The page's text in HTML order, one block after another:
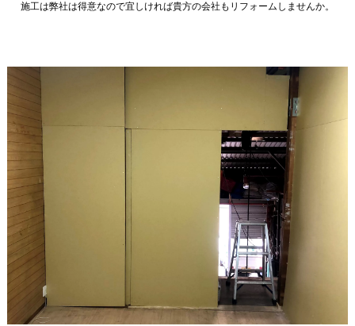
施工は弊社は得意なので宜しければ貴方の会社もリフォームしませんか。